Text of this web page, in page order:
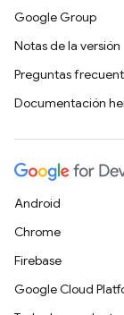
Google Group
Notas de la versión
Preguntas
Documentación
Android
Chrome
Firebase
Google Cloud